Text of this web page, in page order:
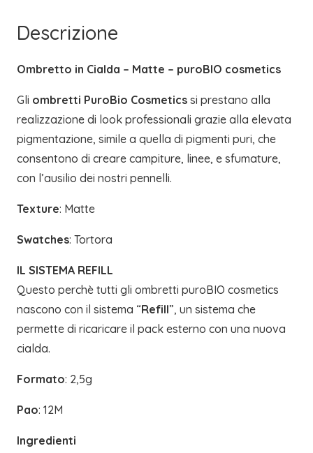
quantità
Descrizione
Ombretto in Cialda – Matte – puroBIO cosmetics
Gli ombretti PuroBio Cosmetics si prestano alla
realizzazione di look professionali grazie alla elevata
pigmentazione, simile a quella di pigmenti puri, che
consentono di creare campiture, linee, e sfumature,
con l’ausilio dei nostri pennelli.
Texture: Matte
Swatches: Tortora
IL SISTEMA REFILL
Questo perchè tutti gli ombretti puroBIO cosmetics
nascono con il sistema “Refill”, un sistema che
permette di ricaricare il pack esterno con una nuova
cialda.
Formato: 2,5g
Pao: 12M
Ingredienti